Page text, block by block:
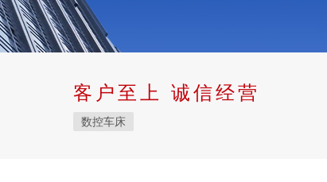
客户至上 诚信经营
数控车床